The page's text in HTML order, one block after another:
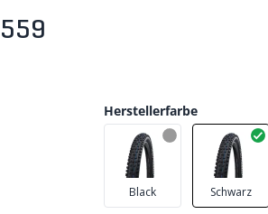
Herstellerfarbe
Black Schwarz